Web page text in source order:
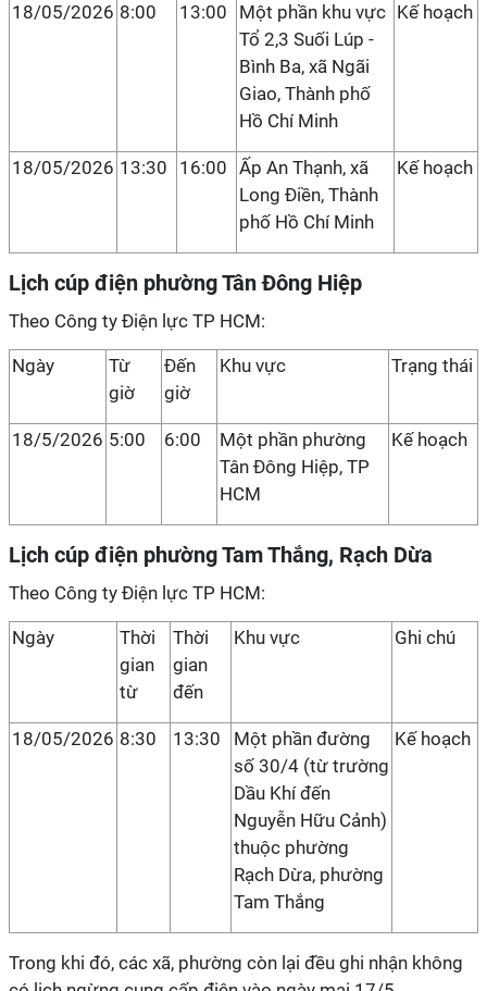
18/05/2026 8:00 13:00
Một phần khu vực
Tổ 2,3 Suối Lúp -
Bình Ba, xã Ngãi
Giao, Thành phố
Hồ Chí Minh
Kế hoạch
18/05/2026 13:30 16:00 Ấp An Thạnh, xã
Long Điền, Thành
phố Hồ Chí Minh
Kế hoạch
Lịch cúp điện phường Tân Đông Hiệp
Theo Công ty Điện lực TP HCM:
Ngày
Từ
giờ
Đến
giờ
Khu vực Trạng thái
18/5/2026 5:00 6:00
Một phần phường
Tân Đông Hiệp, TP
HCM
Kế hoạch
Lịch cúp điện phường Tam Thắng, Rạch Dừa
Theo Công ty Điện lực TP HCM:
Ngày
Thời
gian
từ
Thời
gian
đến
Khu vực Ghi chú
18/05/2026 8:30 13:30
Một phần đường
số 30/4 (từ trường
Dầu Khí đến
Nguyễn Hữu Cảnh)
thuộc phường
Rạch Dừa, phường
Tam Thắng
Kế hoạch
Trong khi đó, các xã, phường còn lại đều ghi nhận không